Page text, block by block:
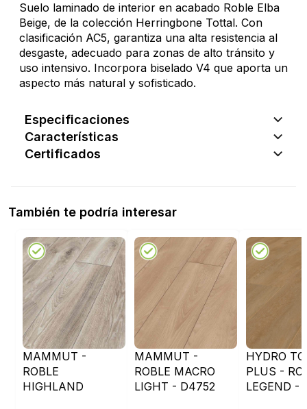
Suelo laminado de interior en acabado Roble Elba
Beige, de la colección Herringbone Tottal. Con
clasificación AC5, garantiza una alta resistencia al
desgaste, adecuado para zonas de alto tránsito y
uso intensivo. Incorpora biselado V4 que aporta un
aspecto más natural y sofisticado.
Especificaciones
Características
Certificados
También te podría interesar
MAMMUT -
ROBLE
HIGHLAND
MAMMUT -
ROBLE MACRO
LIGHT - D4752
HYDRO
PLUS -
LEGEND -